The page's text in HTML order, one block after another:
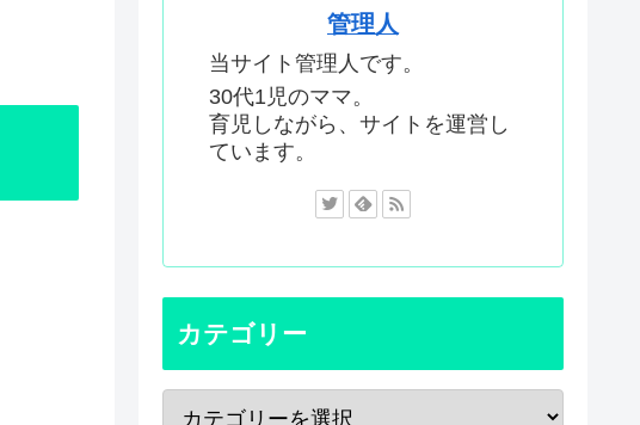
管理人
当サイト管理人です。
30代1児のママ。
育児しながら、サイトを運営し
ています。
カテゴリー